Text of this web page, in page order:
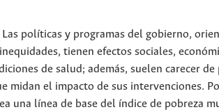
Las políticas y programas del gobierno,
tienen efectos sociales,
de salud; además, suelen carecer de
midan el impacto de sus intervenciones.
una línea de base del índice de pobreza